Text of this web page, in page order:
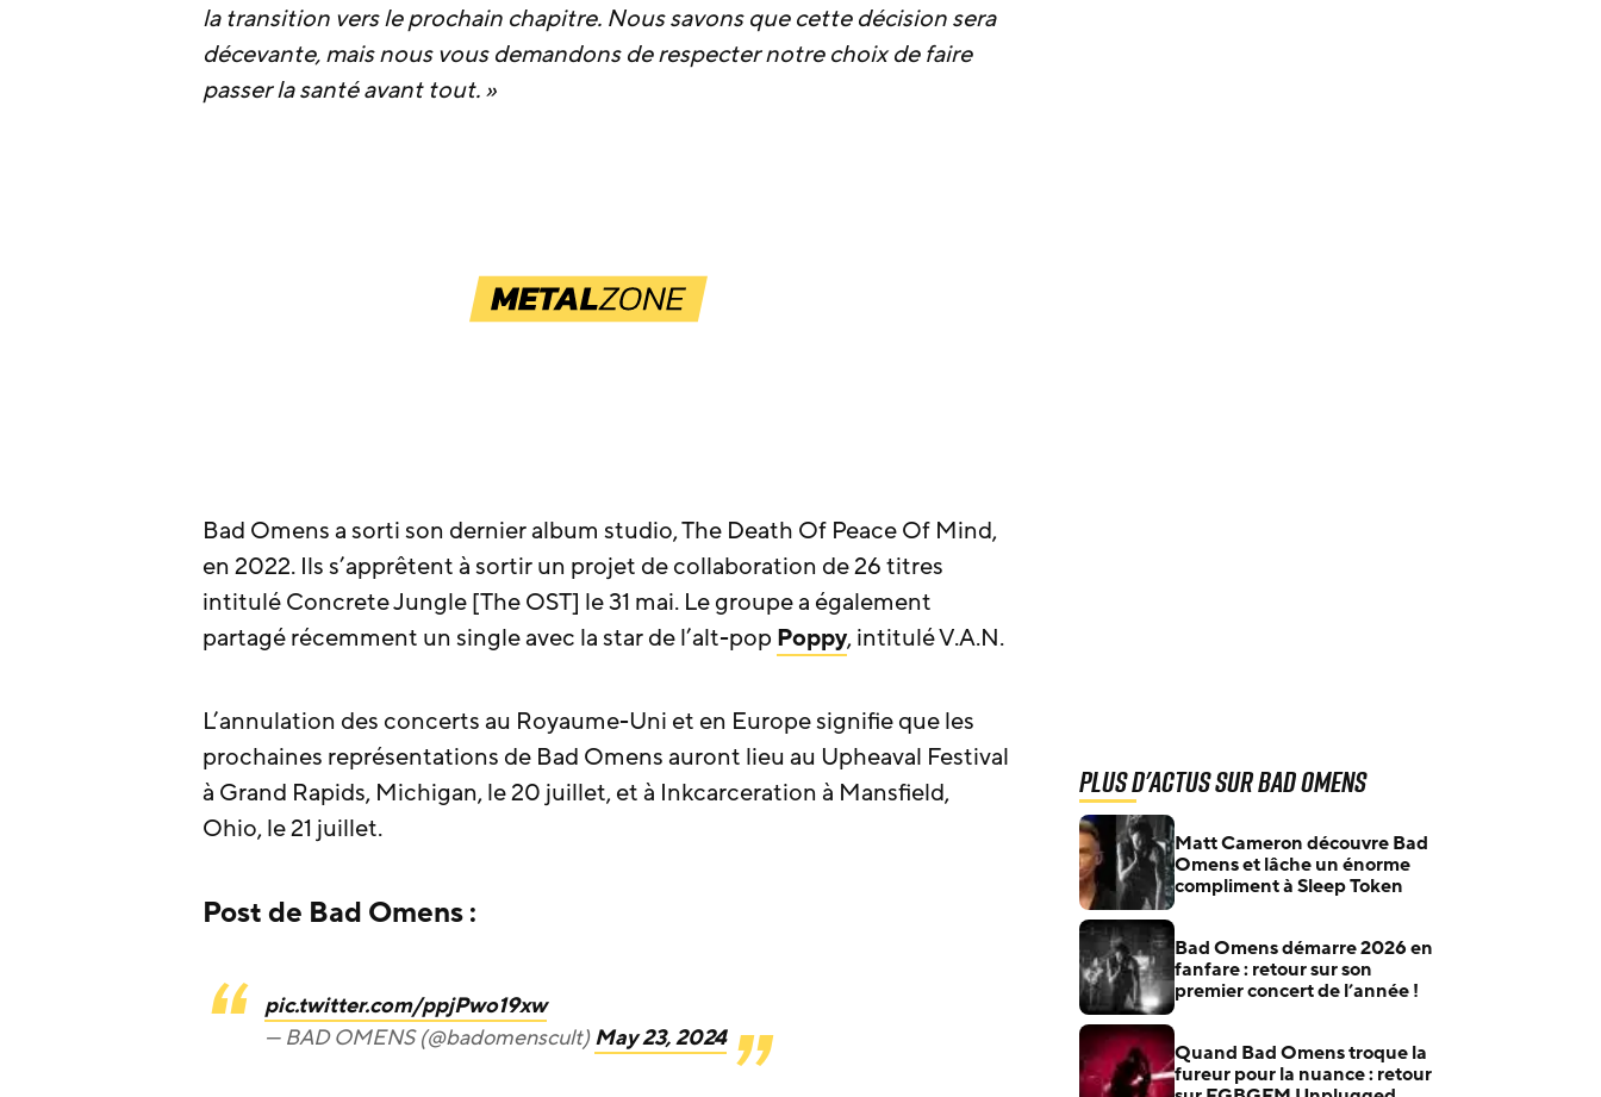
la transition vers le prochain chapitre. Nous savons que cette décision sera
décevante, mais nous vous demandons de respecter notre choix de faire
passer la santé avant tout. »
Bad Omens a sorti son dernier album studio, The Death Of Peace Of Mind,
en 2022. Ils s’apprêtent à sortir un projet de collaboration de 26 titres
intitulé Concrete Jungle [The OST] le 31 mai. Le groupe a également
partagé récemment un single avec la star de l’alt-pop Poppy, intitulé V.A.N.
L’annulation des concerts au Royaume-Uni et en Europe signifie que les
prochaines représentations de Bad Omens auront lieu au Upheaval Festival
à Grand Rapids, Michigan, le 20 juillet, et à Inkcarceration à Mansfield,
Ohio, le 21 juillet.
Post de Bad Omens :
pic.twitter.com/ppjPwo19xw
— BAD OMENS (@badomenscult)May 23, 2024
Plus d'actus sur Bad Omens
Matt Cameron découvre Bad
Omens et lâche un énorme
compliment à Sleep Token
Bad Omens démarre 2026 en
fanfare : retour sur son
premier concert de l’année !
Quand Bad Omens troque la
fureur pour la nuance : retour